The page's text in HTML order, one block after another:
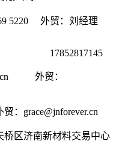
5220 外贸：刘经理
外贸：
贸： grace@jnforever.cn
区济南新材料交易中心